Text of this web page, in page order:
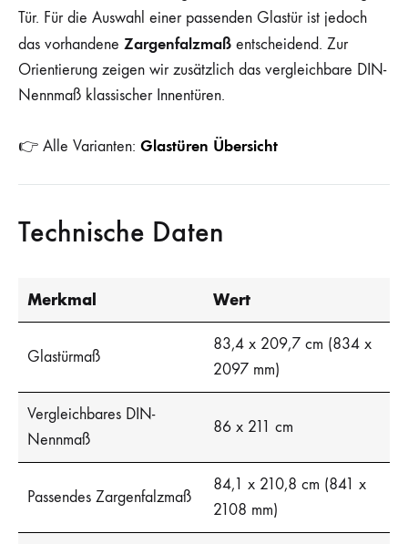
Tür. Für die Auswahl einer passenden Glastür ist jedoch
das vorhandene Zargenfalzmaß entscheidend. Zur
Orientierung zeigen wir zusätzlich das vergleichbare DIN-
Nennmaß klassischer Innentüren.
👉 Alle Varianten: Glastüren Übersicht
Technische Daten
Merkmal Wert
Glastürmaß
83,4 x 209,7 cm (834 x
2097 mm)
Vergleichbares DIN-
Nennmaß
86 x 211 cm
Passendes Zargenfalzmaß
84,1 x 210,8 cm (841 x
2108 mm)